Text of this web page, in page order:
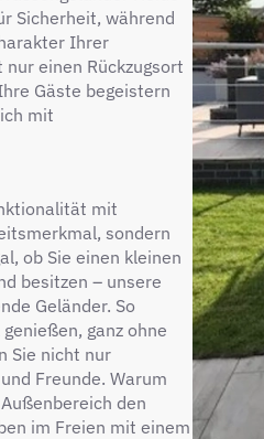
Sicherheit, während
Ihrer
einen Rückzugsort
Gäste begeistern
mit
mit
sondern
ob Sie einen kleinen
besitzen – unsere
Geländer. So
ganz ohne
Sie nicht nur
Freunde. Warum
den
im Freien mit einem